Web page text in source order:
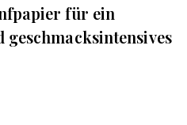
für ein
geschmacksintensives